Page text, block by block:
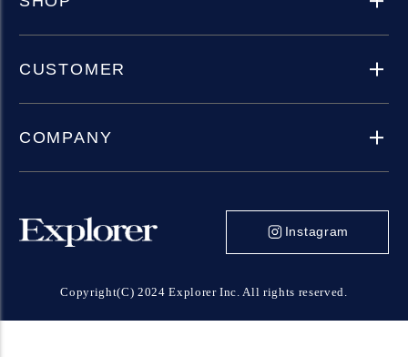
CUSTOMER
COMPANY
Instagram
Copyright(C) 2024 Explorer Inc. All rights reserved.